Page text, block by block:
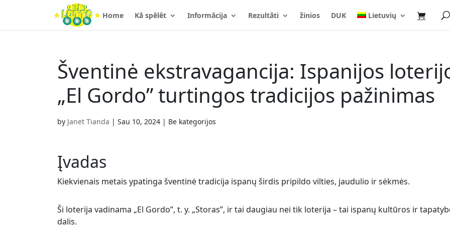
Home Kā spēlēt Informācija Rezultāti žinios DUK Lietuvių
Šventinė ekstravagancija: Ispanijos
„El Gordo” turtingos tradicijos pažinimas
by Janet Tianda | Sau 10, 2024 | Be kategorijos
Įvadas
Kiekvienais metais ypatinga šventinė tradicija ispanų širdis pripildo vilties, jaudulio ir sėkmės.
Ši loterija vadinama „El Gordo”, t. y. „Storas”, ir tai daugiau nei tik loterija – tai ispanų kultūros ir
dalis.